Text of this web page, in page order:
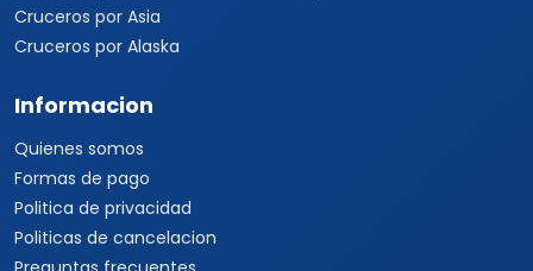
Cruceros por Asia
Cruceros por Alaska
Informacion
Quienes somos
Formas de pago
Politica de privacidad
Politicas de cancelacion